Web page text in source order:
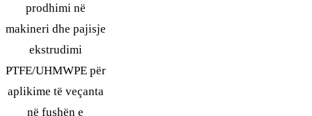
prodhimi në
makineri dhe pajisje
ekstrudimi
PTFE/UHMWPE për
aplikime të veçanta
në fushën e